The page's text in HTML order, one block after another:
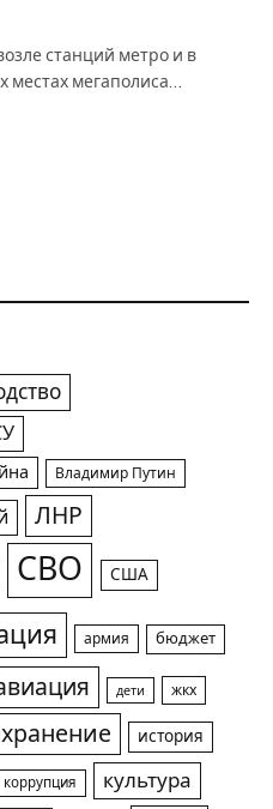
станций метро и в
мегаполиса…
Владимир Путин
ЛНР
СВО США
армия бюджет
дети жкх
история
коррупция
культура